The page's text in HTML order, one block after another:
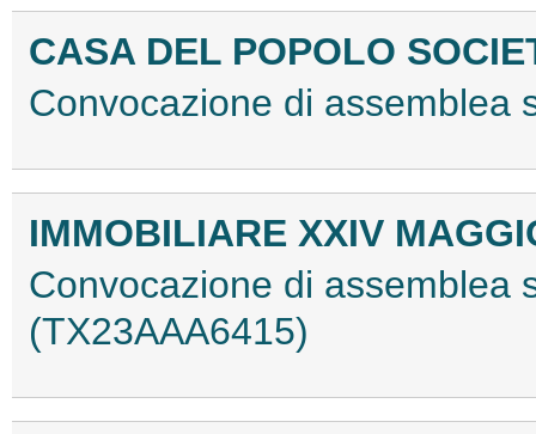
CASA DEL POPOLO
Convocazione di assemblea
IMMOBILIARE XXIV
Convocazione di assemblea
(TX23AAA6415)